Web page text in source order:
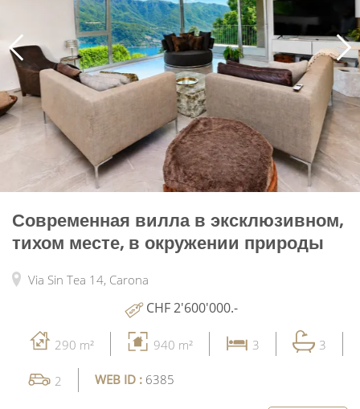
Современная вилла в эксклюзивном,
тихом месте, в окружении природы
Via Sin Tea 14, Carona
CHF 2'600'000.-
290 m² 940 m² 3 3
2 WEB ID : 6385